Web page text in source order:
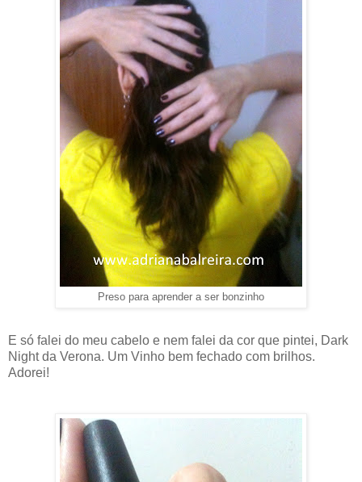
Preso para aprender a ser bonzinho
E só falei do meu cabelo e nem falei da cor que pintei, Dark
Night da Verona. Um Vinho bem fechado com brilhos.
Adorei!